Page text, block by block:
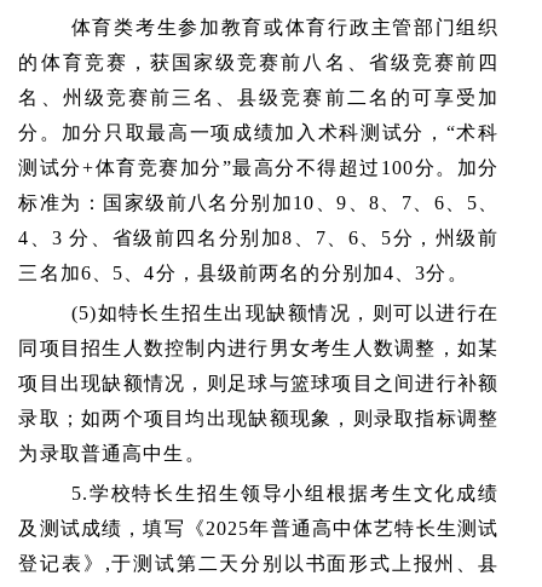
体育类考生参加教育或体育行政主管部门组织
的体育竞赛，获国家级竞赛前八名、省级竞赛前四
名、州级竞赛前三名、县级竞赛前二名的可享受加
分。加分只取最高一项成绩加入术科测试分， “术科
测试分+体育竞赛加分”最高分不得超过100分。加分
标准为：国家级前八名分别加10、9、8、7、6、5、
4、3 分、省级前四名分别加8、7、6、5分，州级前
三名加6、5、4分，县级前两名的分别加4、3分。
(5)如特长生招生出现缺额情况，则可以进行在
同项目招生人数控制内进行男女考生人数调整，如某
项目出现缺额情况，则足球与篮球项目之间进行补额
录取；如两个项目均出现缺额现象，则录取指标调整
为录取普通高中生。
5.学校特长生招生领导小组根据考生文化成绩
及测试成绩，填写《2025年普通高中体艺特长生测试
登记表》,于测试第二天分别以书面形式上报州、县